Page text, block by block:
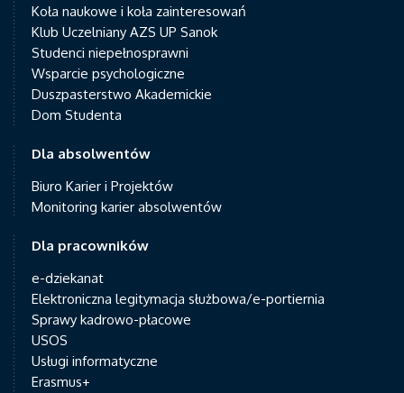
Koła naukowe i koła zainteresowań
Klub Uczelniany AZS UP Sanok
Studenci niepełnosprawni
Wsparcie psychologiczne
Duszpasterstwo Akademickie
Dom Studenta
Dla absolwentów
Biuro Karier i Projektów
Monitoring karier absolwentów
Dla pracowników
e-dziekanat
Elektroniczna legitymacja służbowa/e-portiernia
Sprawy kadrowo-płacowe
USOS
Usługi informatyczne
Erasmus+